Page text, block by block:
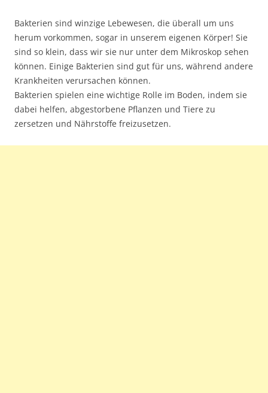
Bakterien sind winzige Lebewesen, die überall um uns
herum vorkommen, sogar in unserem eigenen Körper! Sie
sind so klein, dass wir sie nur unter dem Mikroskop sehen
können. Einige Bakterien sind gut für uns, während andere
Krankheiten verursachen können.
Bakterien spielen eine wichtige Rolle im Boden, indem sie
dabei helfen, abgestorbene Pflanzen und Tiere zu
zersetzen und Nährstoffe freizusetzen.